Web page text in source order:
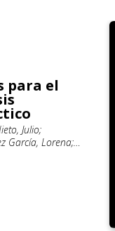
para el
Julio;
García, Lorena;